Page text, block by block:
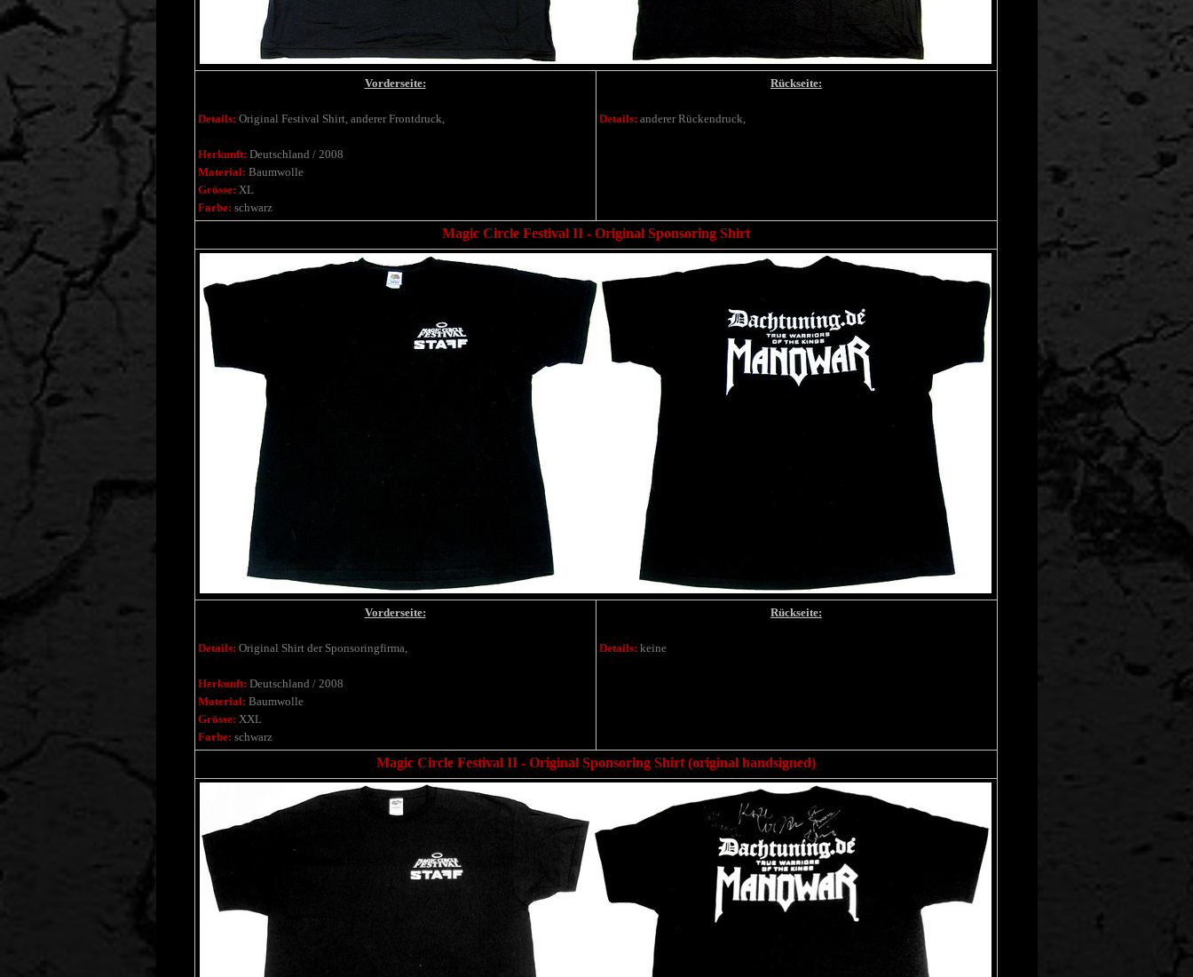
Vorderseite:
Details: Original Festival Shirt, anderer Frontdruck,
Herkunft: Deutschland / 2008
Material: Baumwolle
Grösse: XL
Farbe: schwarz
Rückseite:
Details: anderer Rückendruck,
Magic Circle Festival II - Original Sponsoring Shirt
Vorderseite:
Details: Original Shirt der Sponsoringfirma,
Herkunft: Deutschland / 2008
Material: Baumwolle
Grösse: XXL
Farbe: schwarz
Rückseite:
Details: keine
Magic Circle Festival II - Original Sponsoring Shirt (original handsigned)